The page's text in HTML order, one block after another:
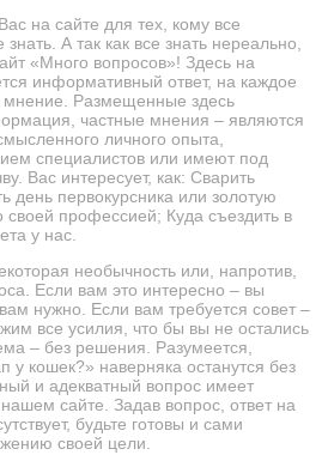
на сайте для тех, кому все
знать. А так как все знать нереально,
«Много вопросов»! Здесь на
информативный ответ, на каждое
мнение. Размещенные здесь
частные мнения – являются
личного опыта,
специалистов или имеют под
Вас интересует, как: Сварить
день первокурсника или золотую
своей профессией; Куда съездить в
у нас.
необычность или, напротив,
Если вам это интересно – вы
нужно. Если вам требуется совет –
все усилия, что бы вы не остались
– без решения. Разумеется,
у кошек?» наверняка останутся без
и адекватный вопрос имеет
сайте. Задав вопрос, ответ на
будьте готовы и сами
своей цели.